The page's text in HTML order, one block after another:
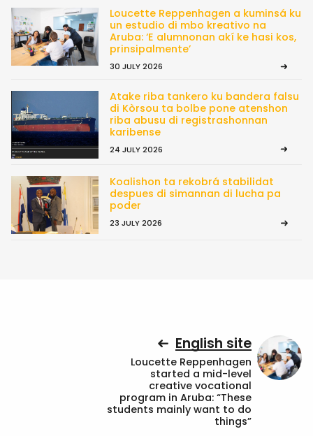
Loucette Reppenhagen a kuminsá ku
un estudio di mbo kreativo na
Aruba: ‘E alumnonan akí ke hasi kos,
prinsipalmente’
30 JULY 2026
Atake riba tankero ku bandera falsu
di Kòrsou ta bolbe pone atenshon
riba abusu di registrashonnan
karibense
24 JULY 2026
Koalishon ta rekobrá stabilidat
despues di simannan di lucha pa
poder
23 JULY 2026
English site
Loucette Reppenhagen
started a mid-level
creative vocational
program in Aruba: “These
students mainly want to do
things”